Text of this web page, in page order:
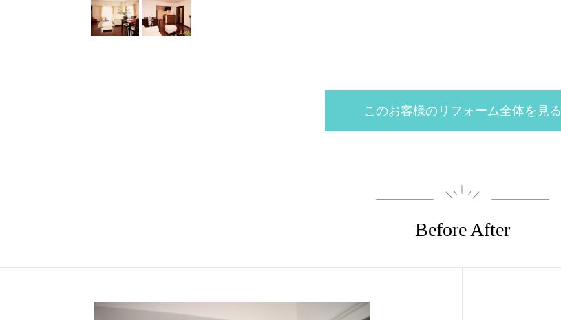
このお客様のリフォーム全体を見る
Before After